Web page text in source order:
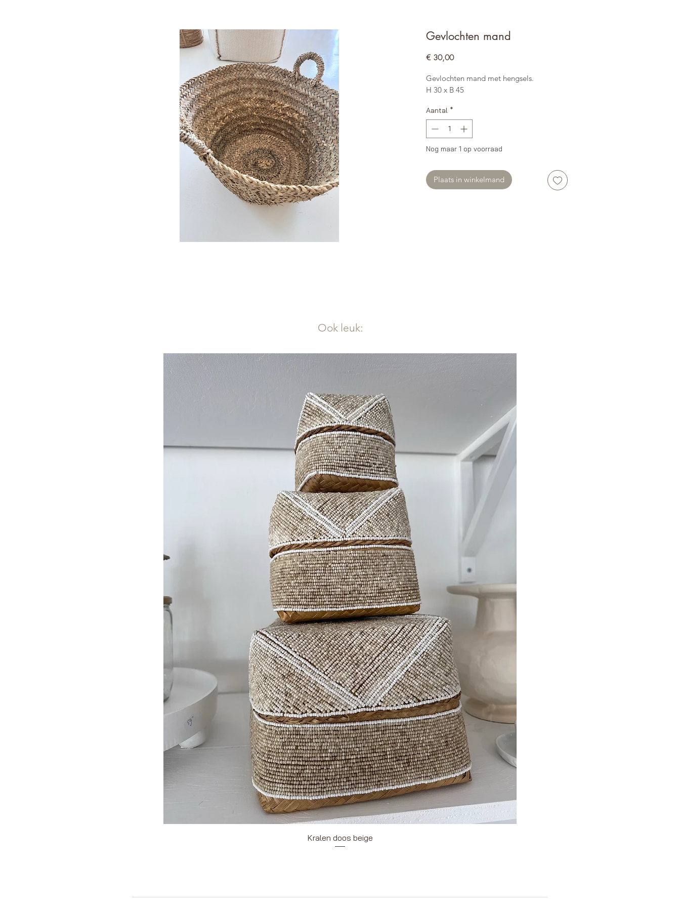
Gevlochten mand
€ 30,00Prijs
Gevlochten mand met hengsels.
H 30 x B 45
Aantal *
Nog maar 1 op voorraad
Plaats in winkelmand
Ook leuk:
Snel overzicht
Kralen doos beige